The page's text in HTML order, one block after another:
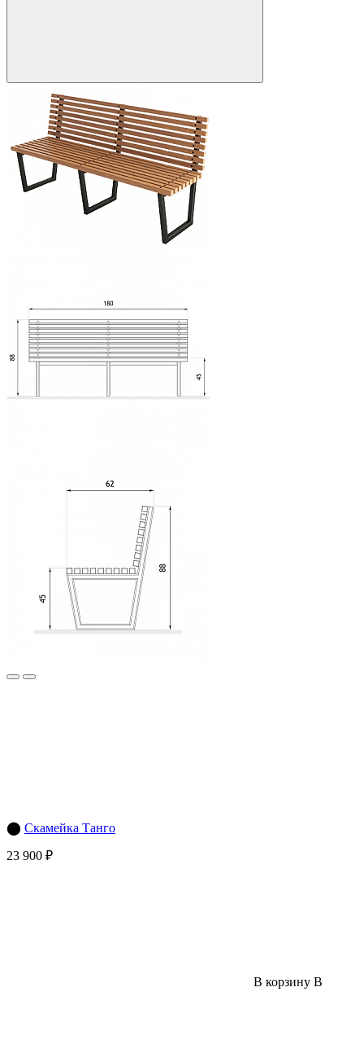
⬤ Скамейка Танго
23 900 ₽
В корзину В